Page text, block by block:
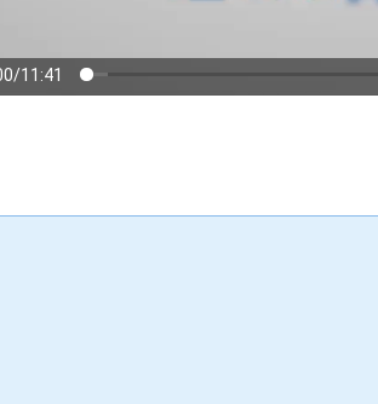
/11:41